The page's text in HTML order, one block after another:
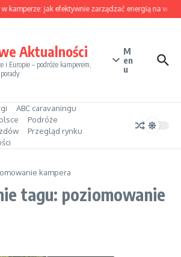
kamperze: jak efektywnie zarządzać energią na
Aktualności
i Europie – podróże kamperem,
M
en
u
ABC caravaningu
Podróże
Przegląd rynku
kampera
tagu: poziomowanie